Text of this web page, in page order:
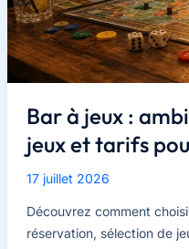
de
joueurs
et
sans
Bar à jeux :
jeux et tarifs
17 juillet 2026
Découvrez comment
réservation, sélection de